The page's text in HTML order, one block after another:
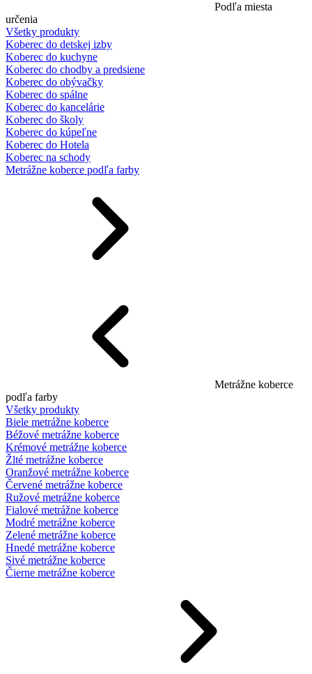
Podľa miesta
určenia
Všetky produkty
Koberec do detskej izby
Koberec do kuchyne
Koberec do chodby a predsiene
Koberec do obývačky
Koberec do spálne
Koberec do kancelárie
Koberec do školy
Koberec do kúpeľne
Koberec do Hotela
Koberec na schody
Metrážne koberce podľa farby
Metrážne koberce
podľa farby
Všetky produkty
Biele metrážne koberce
Béžové metrážne koberce
Krémové metrážne koberce
Žlté metrážne koberce
Oranžové metrážne koberce
Červené metrážne koberce
Ružové metrážne koberce
Fialové metrážne koberce
Modré metrážne koberce
Zelené metrážne koberce
Hnedé metrážne koberce
Sivé metrážne koberce
Čierne metrážne koberce